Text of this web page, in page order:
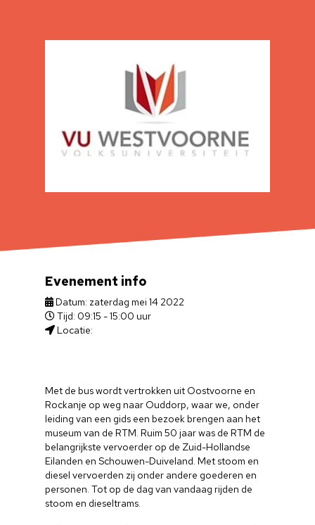
Met de bus wordt vertrokken uit Oostvoorne en
Rockanje op weg naar Ouddorp, waar we, onder
leiding van een gids een bezoek brengen aan het
museum van de RTM. Ruim 50 jaar was de RTM de
belangrijkste vervoerder op de Zuid-Hollandse
Eilanden en Schouwen-Duiveland. Met stoom en
diesel vervoerden zij onder andere goederen en
personen. Tot op de dag van vandaag rijden de
stoom en dieseltrams.
Evenement info
Datum: zaterdag mei 14 2022
Tijd: 09:15 - 15:00 uur
Locatie: